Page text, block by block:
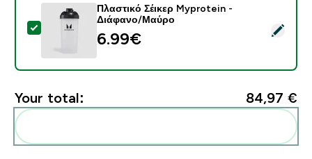
Select this product - Πλαστικό Σέικερ Myprotein -
Πλαστικό Σέικερ Myprotein -
Διάφανο/Μαύρο
6.99€‎
Your total: 84,97 €‎